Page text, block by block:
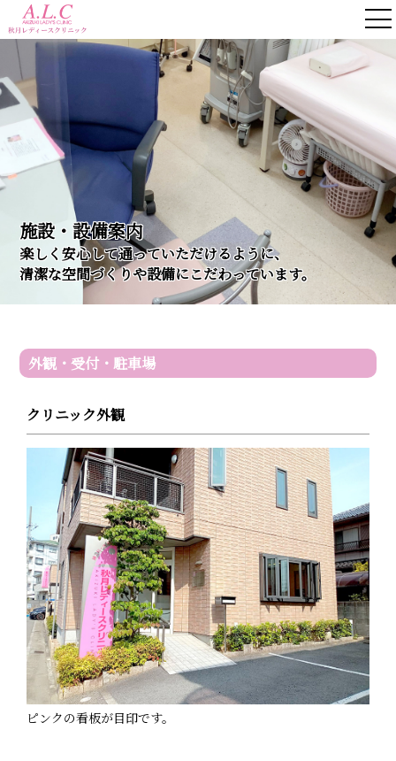
施設・設備案内
楽しく安心して通っていただけるように、
清潔な空間づくりや設備にこだわっています。
外観・受付・駐車場
クリニック外観
ピンクの看板が目印です。